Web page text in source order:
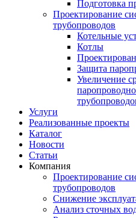
Подготовка
Проектирование
трубопроводов
Котельные
Котлы
Защита
Увеличение
Услуги
Реализованные проекты
Каталог
Новости
Статьи
Компания
Проектирование
трубопроводов
Снижение
Анализ сточных